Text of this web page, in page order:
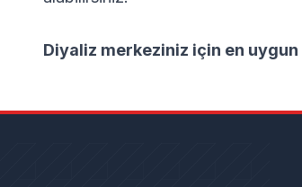
Diyaliz merkeziniz için en